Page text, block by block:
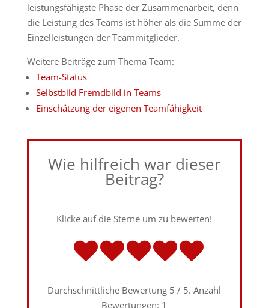
leistungsfähigste Phase der Zusammenarbeit, denn
die Leistung des Teams ist höher als die Summe der
Einzelleistungen der Teammitglieder.
Weitere Beiträge zum Thema Team:
Team-Status
Selbstbild Fremdbild in Teams
Einschätzung der eigenen Teamfähigkeit
Wie hilfreich war dieser
Beitrag?
Klicke auf die Sterne um zu bewerten!
Durchschnittliche Bewertung 5 / 5. Anzahl
Bewertungen: 1